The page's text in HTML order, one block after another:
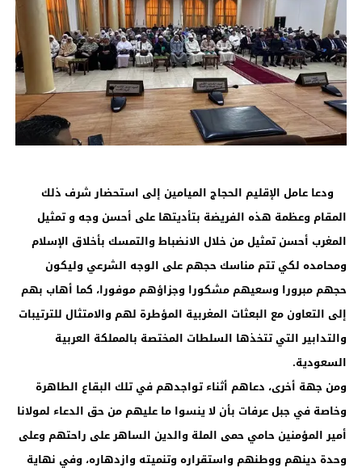
ودعا عامل الإقليم الحجاج الميامين إلى استحضار شرف ذلك
المقام وعظمة هذه الفريضة بتأديتها على أحسن وجه و تمثيل
المغرب أحسن تمثيل من خلال الانضباط والتمسك بأخلاق الإسلام
ومحامده لكي تتم مناسك حجهم على الوجه الشرعي وليكون
حجهم مبرورا وسعيهم مشكورا وجزاؤهم موفورا، كما أهاب بهم
إلى التعاون مع البعثات المغربية المؤطرة لهم والامتثال للترتيبات
والتدابير التي تتخذها السلطات المختصة بالمملكة العربية
السعودية.
ومن جهة أخرى، دعاهم أثناء تواجدهم في تلك البقاع الطاهرة
وخاصة في جبل عرفات بأن لا ينسوا ما عليهم من حق الدعاء لمولانا
أمير المؤمنين حامي حمى الملة والدين الساهر على راحتهم وعلى
وحدة دينهم ووطنهم واستقراره وتنميته وازدهاره، وفي نهاية